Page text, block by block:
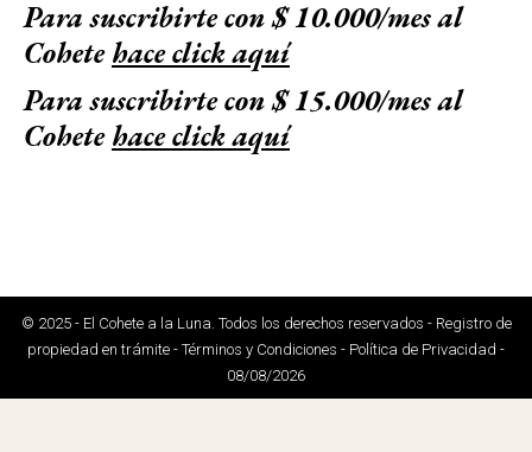
Para suscribirte con $ 10.000/mes al
Cohetehace click aquí
Para suscribirte con $ 15.000/mes al
Cohetehace click aquí
© 2025 - El Cohete a la Luna. Todos los derechos reservados - Registro de
propiedad en trámite - Términos y Condiciones - Política de Privacidad -
08/08/2026